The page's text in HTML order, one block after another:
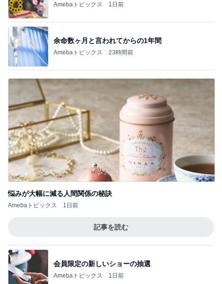
Amebaトピックス 1日前
余命数ヶ月と言われてからの1年間
Amebaトピックス 23時間前
悩みが大幅に減る人間関係の秘訣
Amebaトピックス 1日前
記事を読む
会員限定の新しいショーの抽選
Amebaトピックス 1日前